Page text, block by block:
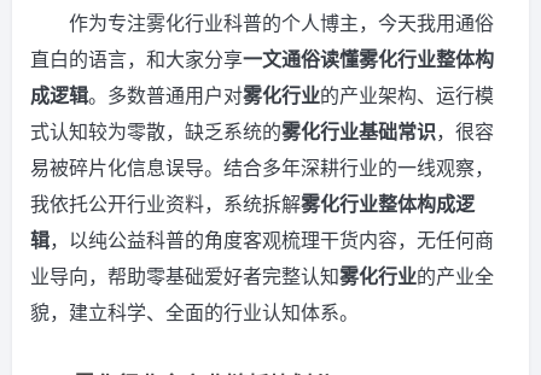
作为专注雾化行业科普的个人博主，今天我用通俗
直白的语言，和大家分享一文通俗读懂雾化行业整体构
成逻辑。多数普通用户对雾化行业的产业架构、运行模
式认知较为零散，缺乏系统的雾化行业基础常识，很容
易被碎片化信息误导。结合多年深耕行业的一线观察，
我依托公开行业资料，系统拆解雾化行业整体构成逻
辑，以纯公益科普的角度客观梳理干货内容，无任何商
业导向，帮助零基础爱好者完整认知雾化行业的产业全
貌，建立科学、全面的行业认知体系。